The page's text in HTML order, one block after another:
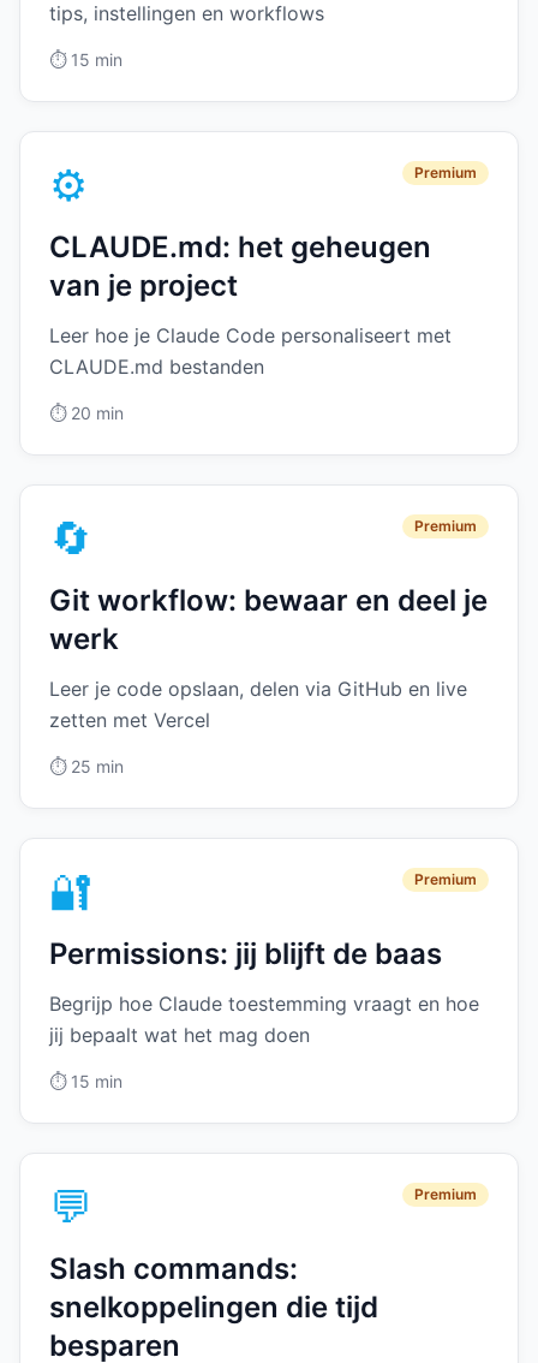
tips, instellingen en workflows
⏱️ 15 min
⚙️ Premium
CLAUDE.md: het geheugen
van je project
Leer hoe je Claude Code personaliseert met
CLAUDE.md bestanden
⏱️ 20 min
🔄 Premium
Git workflow: bewaar en deel je
werk
Leer je code opslaan, delen via GitHub en live
zetten met Vercel
⏱️ 25 min
🔐 Premium
Permissions: jij blijft de baas
Begrijp hoe Claude toestemming vraagt en hoe
jij bepaalt wat het mag doen
⏱️ 15 min
💬 Premium
Slash commands:
snelkoppelingen die tijd
besparen